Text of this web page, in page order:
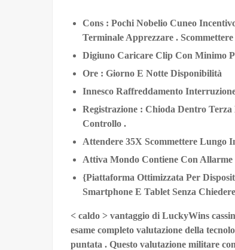
Cons : Pochi Nobelio Cuneo
Terminale Apprezzare .
Digiuno Caricare Clip Con Minimo
Ore : Giorno E Notte Disponibilità
Innesco Raffreddamento
Registrazione : Chioda Dentro
Controllo .
Attendere 35X Scommettere Lungo
Attiva Mondo Contiene Con Allarme
{Piattaforma Ottimizzata Per
Smartphone E Tablet Senza
< caldo > vantaggio di LuckyWins
esame completo valutazione della
puntata . Questo valutazione militare